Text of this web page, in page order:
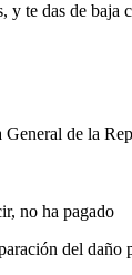
y te das de baja
de la
no ha pagado
del